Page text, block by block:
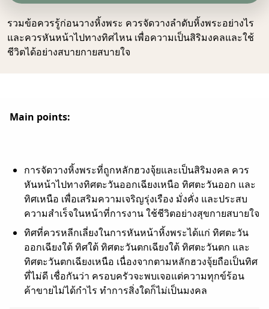
รวมข้อควรรู้ก่อนวางหิ้งพระ ควรจัดวางลำดับหิ้งพระอย่างไร
และควรหันหน้าไปทางทิศไหน เพื่อความเป็นสิริมงคลและใช้
ชีวิตได้อย่างสบายกายสบายใจ
Main points:
การจัดวางหิ้งพระที่ถูกหลักฮวงจุ้ยและเป็นสิริมงคล ควร
หันหน้าไปทางทิศตะวันออกเฉียงเหนือ ทิศตะวันออก และ
ทิศเหนือ เพื่อเสริมความเจริญรุ่งเรือง มั่งคั่ง และประสบ
ความสำเร็จในหน้าที่การงาน ใช้ชีวิตอย่างสุขกายสบายใจ
ทิศที่ควรหลีกเลี่ยงในการหันหน้าหิ้งพระได้แก่ ทิศตะวัน
ออกเฉียงใต้ ทิศใต้ ทิศตะวันตกเฉียงใต้ ทิศตะวันตก และ
ทิศตะวันตกเฉียงเหนือ เนื่องจากตามหลักฮวงจุ้ยถือเป็นทิศ
ที่ไม่ดี เชื่อกันว่า ครอบครัวจะพบเจอแต่ความทุกข์ร้อน
ค้าขายไม่ได้กำไร ทำการสิ่งใดก็ไม่เป็นมงคล